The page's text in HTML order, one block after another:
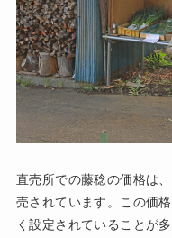
直売所での藤稔の価格は
売されています。この価
く設定されていることが